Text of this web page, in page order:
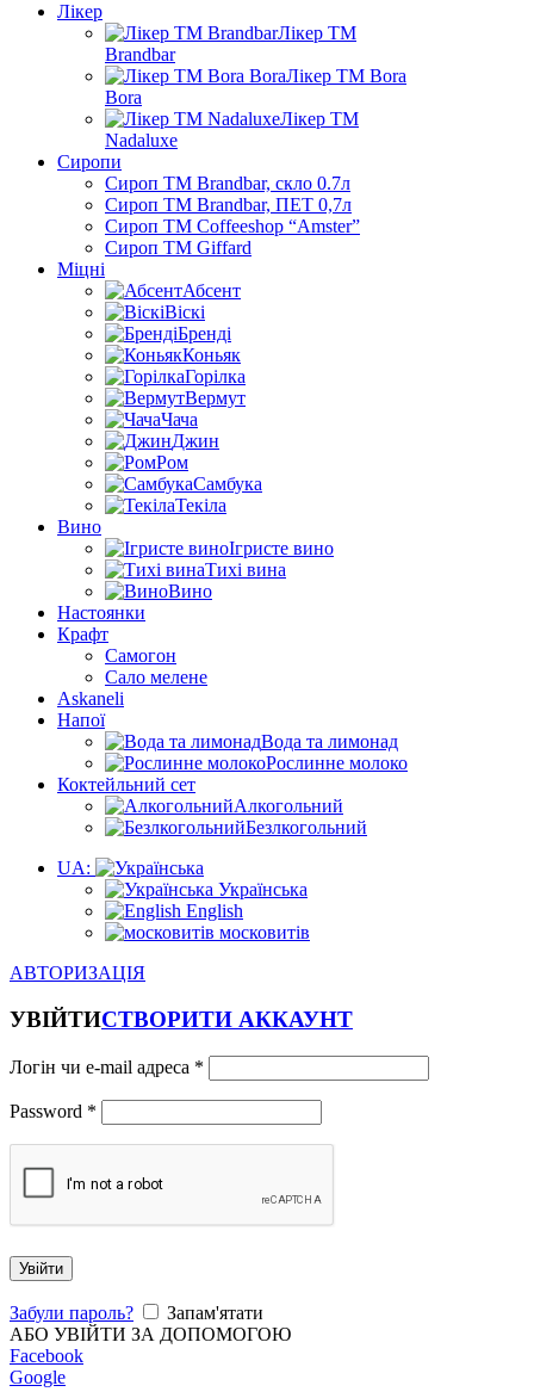
Лікер
Лікер ТМ
Brandbar
Лікер ТМ Bora
Bora
Лікер ТМ
Nadaluxe
Сиропи
Сироп TM Brandbar, скло 0.7л
Сироп TM Brandbar, ПЕТ 0,7л
Сироп TM Coffeeshop “Amster”
Сироп TM Giffard
Міцні
Абсент
Віскі
Бренді
Коньяк
Горілка
Вермут
Чача
Джин
Ром
Самбука
Текіла
Вино
Ігристе вино
Тихі вина
Вино
Настоянки
Крафт
Самогон
Сало мелене
Askaneli
Напої
Вода та лимонад
Рослинне молоко
Коктейльний сет
Алкогольний
Безлкогольний
UA:
Українська
English
московитів
АВТОРИЗАЦІЯ
УВІЙТИСТВОРИТИ АККАУНТ
Логін чи e-mail адреса *
Password *
Увійти
Забули пароль?
Запам'ятати
АБО УВІЙТИ ЗА ДОПОМОГОЮ
Facebook
Google